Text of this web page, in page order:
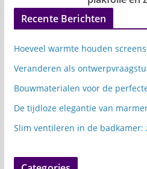
Recente Berichten
Hoeveel warmte houden
Veranderen als
Bouwmaterialen voor de
De tijdloze elegantie van
Slim ventileren in de badkamer: